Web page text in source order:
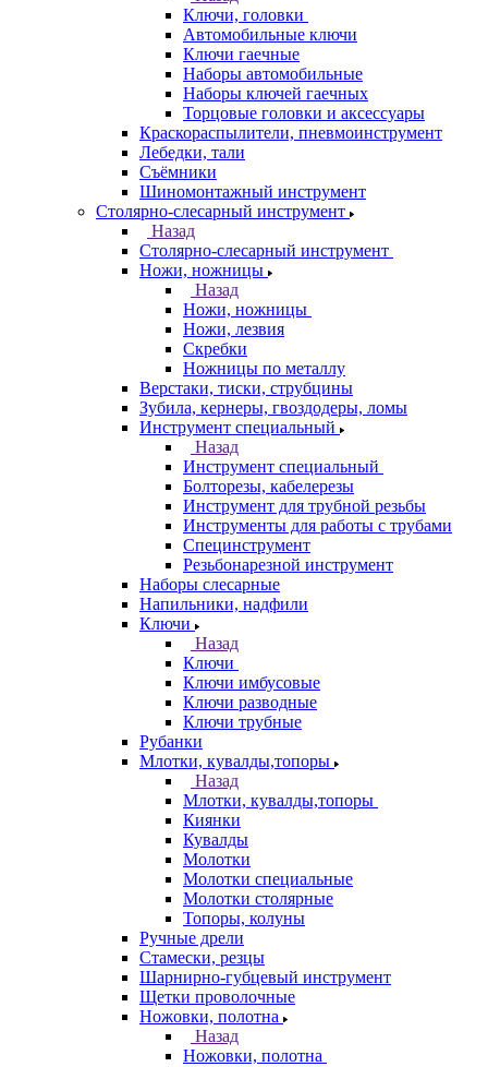
Ключи, головки
Автомобильные ключи
Ключи гаечные
Наборы автомобильные
Наборы ключей гаечных
Торцовые головки и аксессуары
Краскораспылители, пневмоинструмент
Лебедки, тали
Съёмники
Шиномонтажный инструмент
Столярно-слесарный инструмент
Назад
Столярно-слесарный инструмент
Ножи, ножницы
Назад
Ножи, ножницы
Ножи, лезвия
Скребки
Ножницы по металлу
Верстаки, тиски, струбцины
Зубила, кернеры, гвоздодеры, ломы
Инструмент специальный
Назад
Инструмент специальный
Болторезы, кабелерезы
Инструмент для трубной резьбы
Инструменты для работы с трубами
Специнструмент
Резьбонарезной инструмент
Наборы слесарные
Напильники, надфили
Ключи
Назад
Ключи
Ключи имбусовые
Ключи разводные
Ключи трубные
Рубанки
Млотки, кувалды,топоры
Назад
Млотки, кувалды,топоры
Киянки
Кувалды
Молотки
Молотки специальные
Молотки столярные
Топоры, колуны
Ручные дрели
Стамески, резцы
Шарнирно-губцевый инструмент
Щетки проволочные
Ножовки, полотна
Назад
Ножовки, полотна